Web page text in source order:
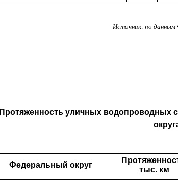
Источник: по данным
Протяженность уличных водопроводных
Федеральный округ
тыс. км